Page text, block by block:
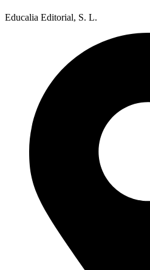
Educalia Editorial, S. L.